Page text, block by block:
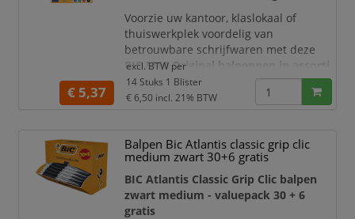
Voorzie uw kantoor, klaslokaal of
thuiswerkplek voordelig van
betrouwbare schrijfwaren met deze
BIC M10 Original balpennen in assorti
kleuren. De blister bevat14
balpennen: 10 stuks plus 4 gratis
markeringen en administratieve
werkzaamheden altijd een geschikte
pen bij de hand.
De BIC M10 is een
€ 5,37
excl. BTW per
14 Stuks 1 Blister
€ 6,50 incl. 21% BTW
Balpen Bic Atlantis classic grip clic
medium zwart 30+6 gratis
BIC Atlantis Classic Grip Clic balpen
zwart medium - valuepack 30 + 6
gratis